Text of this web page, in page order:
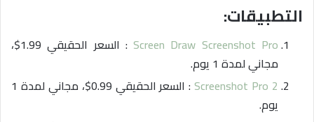
التطبيقات:
Screen Draw Screenshot Pro
: السعر الحقيقي 1.99$،
مجاني لمدة 1 يوم.
Screenshot Pro 2
: السعر الحقيقي 0.99$، مجاني لمدة 1
يوم.